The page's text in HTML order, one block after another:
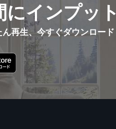
インプット
再生、今すぐダウンロード